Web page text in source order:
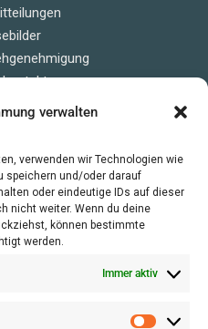
verwalten
verwenden wir Technologien wie
speichern und/oder darauf
oder eindeutige IDs auf dieser
nicht weiter. Wenn du deine
können bestimmte
werden.
Immer aktiv